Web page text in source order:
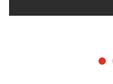
abilità acquisite